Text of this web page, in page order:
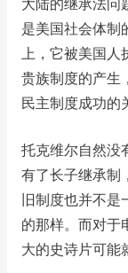
大陆的继承法问
是美国社会体制
上，它被美国人
贵族制度的产生
民主制度成功的
托克维尔自然没
有了长子继承制
旧制度也并不
的那样。而对于
大的史诗片可能